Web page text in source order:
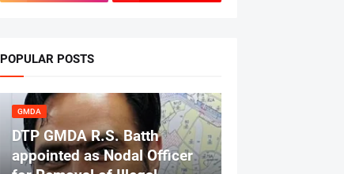
POPULAR POSTS
GMDA
DTP GMDA R.S. Batth
appointed as Nodal Officer